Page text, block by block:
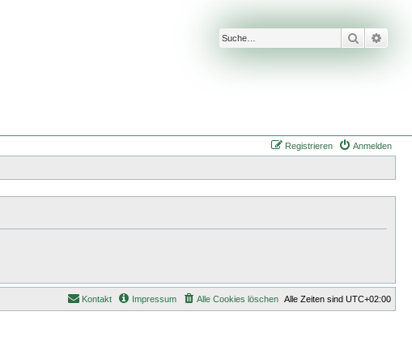
Suche
Anmelden
Registrieren
Alle Zeiten sind UTC+02:00
Alle Cookies löschen
Impressum
Kontakt